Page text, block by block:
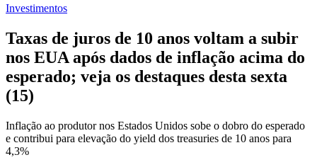
Investimentos
Taxas de juros de 10 anos voltam a subir
nos EUA após dados de inflação acima do
esperado; veja os destaques desta sexta
(15)
Inflação ao produtor nos Estados Unidos sobe o dobro do esperado
e contribui para elevação do yield dos treasuries de 10 anos para
4,3%